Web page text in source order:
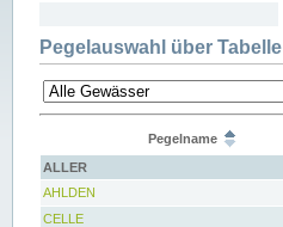
Pegelauswahl über Tabelle
Pegelname
ALLER
AHLDEN
CELLE